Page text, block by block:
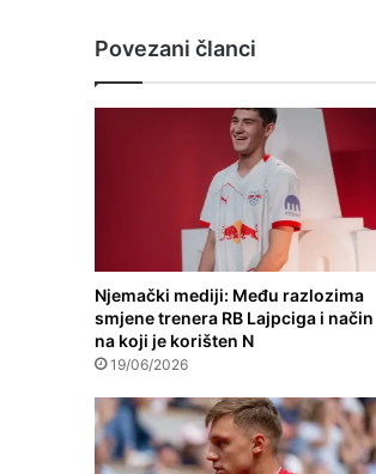
Povezani članci
Njemački mediji: Među razlozima
smjene trenera RB Lajpciga i način
na koji je korišten N
19/06/2026